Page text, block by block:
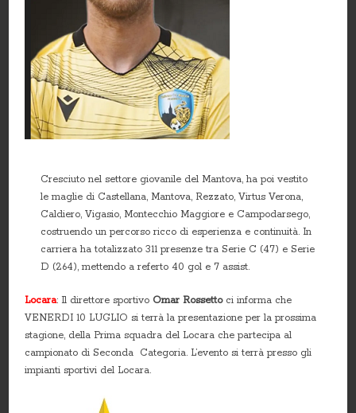
Cresciuto nel settore giovanile del Mantova, ha poi vestito
le maglie di Castellana, Mantova, Rezzato, Virtus Verona,
Caldiero, Vigasio, Montecchio Maggiore e Campodarsego,
costruendo un percorso ricco di esperienza e continuità. In
carriera ha totalizzato 311 presenze tra Serie C (47) e Serie
D (264), mettendo a referto 40 gol e 7 assist.
Locara: Il direttore sportivo Omar Rossettoci informa che
VENERDI 10 LUGLIO si terrà la presentazione per la prossima
stagione, della Prima squadra del Locara che partecipa al
campionato di Seconda Categoria. L’evento si terrà presso gli
impianti sportivi del Locara.